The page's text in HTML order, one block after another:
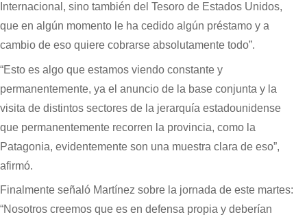
Internacional, sino también del Tesoro de Estados Unidos,
que en algún momento le ha cedido algún préstamo y a
cambio de eso quiere cobrarse absolutamente todo”.
“Esto es algo que estamos viendo constante y
permanentemente, ya el anuncio de la base conjunta y la
visita de distintos sectores de la jerarquía estadounidense
que permanentemente recorren la provincia, como la
Patagonia, evidentemente son una muestra clara de eso”,
afirmó.
Finalmente señaló Martínez sobre la jornada de este martes:
“Nosotros creemos que es en defensa propia y deberían